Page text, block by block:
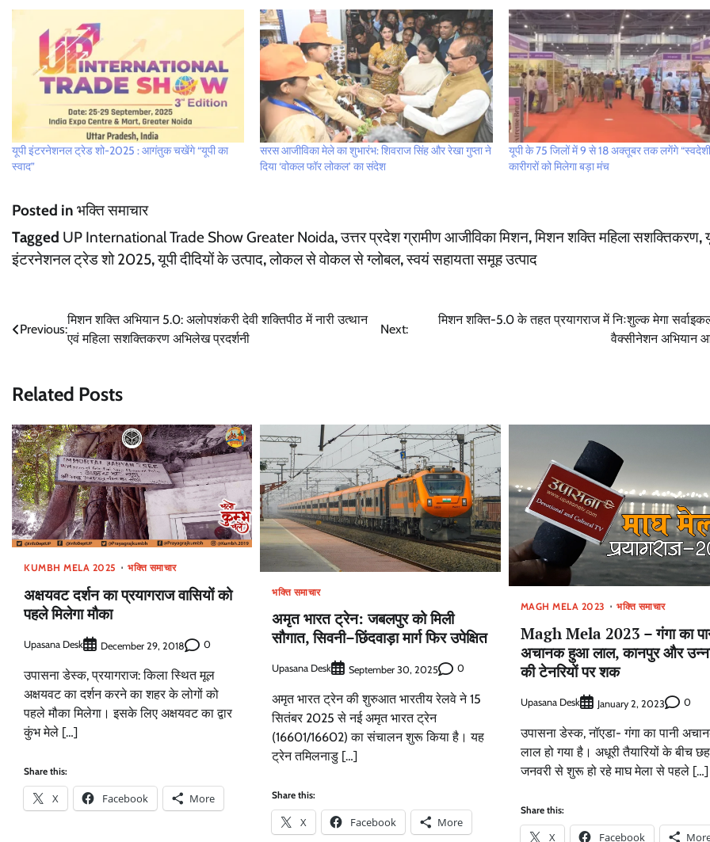
यूपी इंटरनेशनल ट्रेड शो-2025 : आगंतुक चखेंगे “यूपी का
स्वाद”
सरस आजीविका मेले का शुभारंभ: शिवराज सिंह और रेखा गुप्ता ने
दिया ‘वोकल फॉर लोकल’ का संदेश
यूपी के 75 जिलों में 9 से 18 अक्तूबर तक लगेंगे
कारीगरों को मिलेगा बड़ा मंच
Posted in भक्ति समाचार
Tagged UP International Trade Show Greater Noida,उत्तर प्रदेश ग्रामीण आजीविका मिशन,मिशन शक्ति महिला सशक्तिकरण,
इंटरनेशनल ट्रेड शो 2025,यूपी दीदियों के उत्पाद,लोकल से वोकल से ग्लोबल,स्वयं सहायता समूह उत्पाद
Post
navigation
Previous:
मिशन शक्ति अभियान 5.0: अलोपशंकरी देवी शक्तिपीठ में नारी उत्थान
एवं महिला सशक्तिकरण अभिलेख प्रदर्शनी
Next:
मिशन शक्ति-5.0 के तहत प्रयागराज में निःशुल्क मेगा
वैक्सीनेशन अभियान
Related Posts
KUMBH MELA 2025 भक्ति समाचार
अक्षयवट दर्शन का प्रयागराज वासियों को
पहले मिलेगा मौका
Upasana Desk December 29, 2018 0
उपासना डेस्क, प्रयागराज: किला स्थित मूल
अक्षयवट का दर्शन करने का शहर के लोगों को
पहले मौका मिलेगा। इसके लिए अक्षयवट का द्वार
कुंभ मेले […]
Share this:
X Facebook More
भक्ति समाचार
अमृत भारत ट्रेन: जबलपुर को मिली
सौगात, सिवनी–छिंदवाड़ा मार्ग फिर उपेक्षित
Upasana Desk September 30, 2025 0
अमृत भारत ट्रेन की शुरुआत भारतीय रेलवे ने 15
सितंबर 2025 से नई अमृत भारत ट्रेन
(16601/16602) का संचालन शुरू किया है। यह
ट्रेन तमिलनाडु […]
Share this:
X Facebook More
MAGH MELA 2023 भक्ति समाचार
Magh Mela 2023 – गंगा का
अचानक हुआ लाल, कानपुर और
की टेनरियों पर शक
Upasana Desk January 2, 2023 0
उपासना डेस्क, नॉएडा- गंगा का पानी
लाल हो गया है। अधूरी तैयारियों के बीच छह
जनवरी से शुरू हो रहे माघ मेला से पहले […]
Share this:
X Facebook